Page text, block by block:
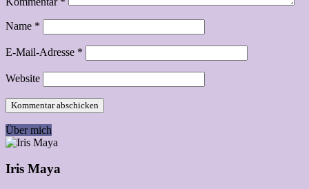
Name *
E-Mail-Adresse *
Website
Über mich
Iris Maya